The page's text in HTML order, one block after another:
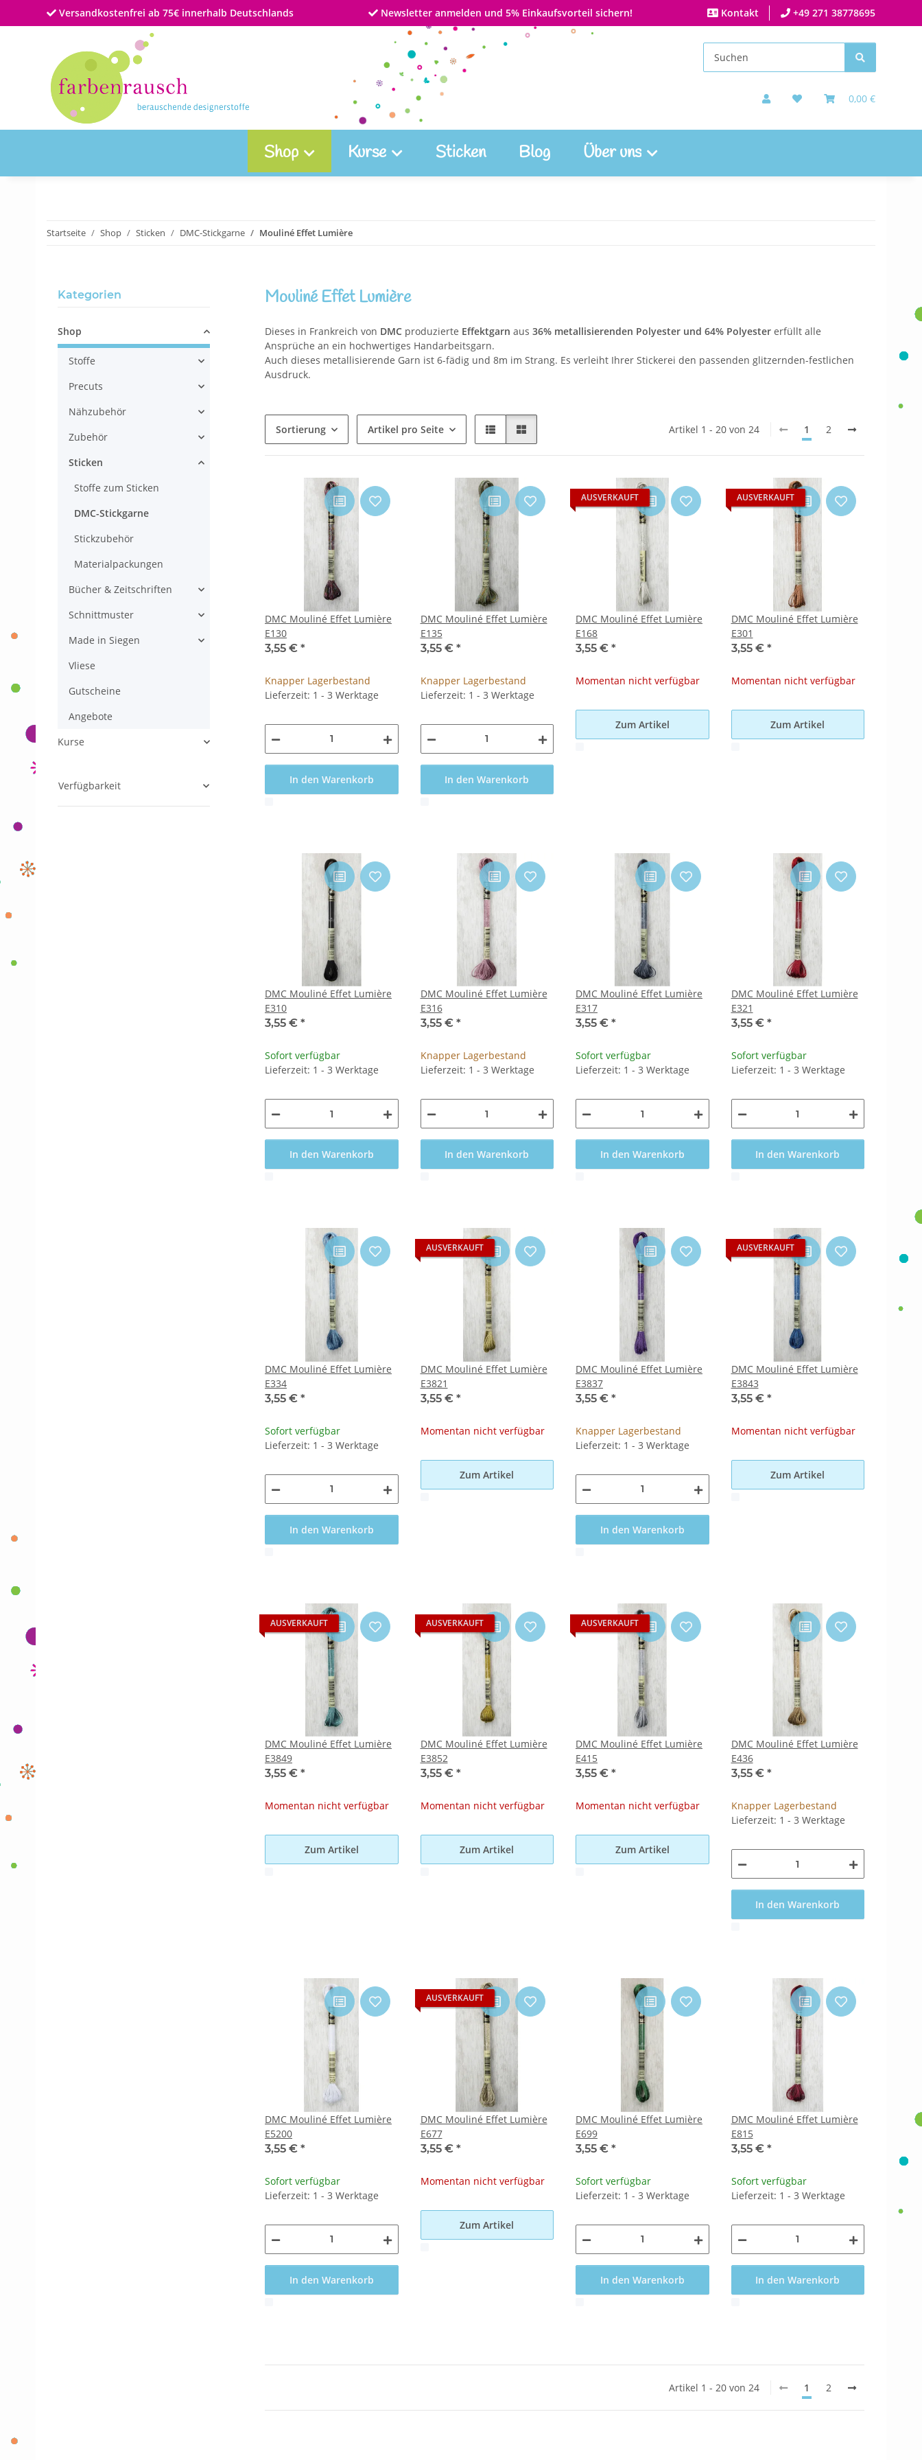
Versandkostenfrei ab 75€ innerhalb Deutschlands Newsletter anmelden und 5% Einkaufsvorteil sichern! Kontakt +49 271 38778695
0,00 €
Shop Kurse Sticken Blog Über uns
Startseite Shop Sticken DMC-Stickgarne Mouliné Effet Lumière
Mouliné Effet Lumière
Dieses in Frankreich von DMC produzierte Effektgarn aus 36% metallisierenden Polyester und 64% Polyester erfüllt alle
Ansprüche an ein hochwertiges Handarbeitsgarn.
Auch dieses metallisierende Garn ist 6-fädig und 8m im Strang. Es verleiht Ihrer Stickerei den passenden glitzernden-festlichen
Ausdruck.
Sortierung Artikel pro Seite Artikel 1 - 20 von 24 1 2
DMC Mouliné Effet Lumière
E130
3,55 € *
Knapper Lagerbestand
Lieferzeit: 1 - 3 Werktage
In den Warenkorb
DMC Mouliné Effet Lumière
E135
3,55 € *
Knapper Lagerbestand
Lieferzeit: 1 - 3 Werktage
In den Warenkorb
AUSVERKAUFT
DMC Mouliné Effet Lumière
E168
3,55 € *
Momentan nicht verfügbar
Zum Artikel
AUSVERKAUFT
DMC Mouliné Effet Lumière
E301
3,55 € *
Momentan nicht verfügbar
Zum Artikel
DMC Mouliné Effet Lumière
E310
3,55 € *
Sofort verfügbar
Lieferzeit: 1 - 3 Werktage
In den Warenkorb
DMC Mouliné Effet Lumière
E316
3,55 € *
Knapper Lagerbestand
Lieferzeit: 1 - 3 Werktage
In den Warenkorb
DMC Mouliné Effet Lumière
E317
3,55 € *
Sofort verfügbar
Lieferzeit: 1 - 3 Werktage
In den Warenkorb
DMC Mouliné Effet Lumière
E321
3,55 € *
Sofort verfügbar
Lieferzeit: 1 - 3 Werktage
In den Warenkorb
DMC Mouliné Effet Lumière
E334
3,55 € *
Sofort verfügbar
Lieferzeit: 1 - 3 Werktage
In den Warenkorb
AUSVERKAUFT
DMC Mouliné Effet Lumière
E3821
3,55 € *
Momentan nicht verfügbar
Zum Artikel
DMC Mouliné Effet Lumière
E3837
3,55 € *
Knapper Lagerbestand
Lieferzeit: 1 - 3 Werktage
In den Warenkorb
AUSVERKAUFT
DMC Mouliné Effet Lumière
E3843
3,55 € *
Momentan nicht verfügbar
Zum Artikel
AUSVERKAUFT
DMC Mouliné Effet Lumière
E3849
3,55 € *
Momentan nicht verfügbar
Zum Artikel
AUSVERKAUFT
DMC Mouliné Effet Lumière
E3852
3,55 € *
Momentan nicht verfügbar
Zum Artikel
AUSVERKAUFT
DMC Mouliné Effet Lumière
E415
3,55 € *
Momentan nicht verfügbar
Zum Artikel
DMC Mouliné Effet Lumière
E436
3,55 € *
Knapper Lagerbestand
Lieferzeit: 1 - 3 Werktage
In den Warenkorb
DMC Mouliné Effet Lumière
E5200
3,55 € *
Sofort verfügbar
Lieferzeit: 1 - 3 Werktage
In den Warenkorb
AUSVERKAUFT
DMC Mouliné Effet Lumière
E677
3,55 € *
Momentan nicht verfügbar
Zum Artikel
DMC Mouliné Effet Lumière
E699
3,55 € *
Sofort verfügbar
Lieferzeit: 1 - 3 Werktage
In den Warenkorb
DMC Mouliné Effet Lumière
E815
3,55 € *
Sofort verfügbar
Lieferzeit: 1 - 3 Werktage
In den Warenkorb
Artikel 1 - 20 von 24 1 2
Kategorien
Shop
Stoffe
Precuts
Nähzubehör
Zubehör
Sticken
Stoffe zum Sticken
DMC-Stickgarne
Stickzubehör
Materialpackungen
Bücher & Zeitschriften
Schnittmuster
Made in Siegen
Vliese
Gutscheine
Angebote
Kurse
Verfügbarkeit